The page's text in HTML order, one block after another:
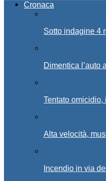
Cronaca
Sotto indagine 4
Dimentica l’auto
Tentato
Alta velocità,
Incendio in via